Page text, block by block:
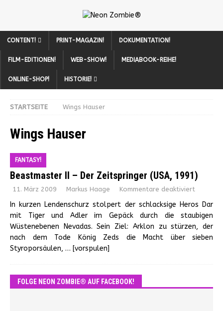
CONTENT! PRINT-MAGAZIN! DOKUMENTATION!
FILM-EDITIONEN! WEB-SHOW! MEDIABOOK-REIHE!
ONLINE-SHOP! HISTORIE!
STARTSEITE Wings Hauser
Wings Hauser
FANTASY!
Beastmaster II – Der Zeitspringer (USA, 1991)
11. März 2009 Markus Haage Kommentare deaktiviert
In kurzen Lendenschurz stolpert der schlacksige Heros Dar
mit Tiger und Adler im Gepäck durch die staubigen
Wüstenebenen Nevadas. Sein Ziel: Arklon zu stürzen, der
nach dem Tode König Zeds die Macht über sieben
Styroporsäulen, … [vorspulen]
FOLGE NEON ZOMBIE® AUF FACEBOOK!